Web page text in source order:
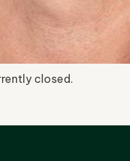
closed.